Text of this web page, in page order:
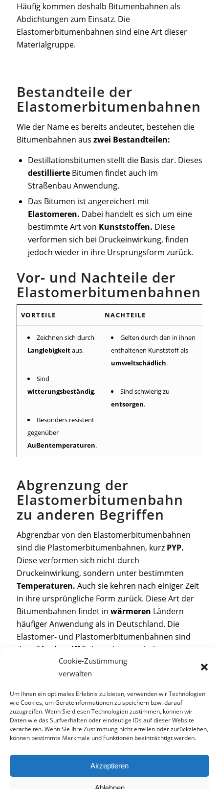
Cookie-Zustimmung
verwalten
Um Ihnen ein optimales Erlebnis zu bieten, verwenden wir Technologien
wie Cookies, um Geräteinformationen zu speichern bzw. darauf
zuzugreifen. Wenn Sie diesen Technologien zustimmen, können wir
Daten wie das Surfverhalten oder eindeutige IDs auf dieser Website
verarbeiten. Wenn Sie Ihre Zustimmung nicht erteilen oder zurückziehen,
können bestimmte Merkmale und Funktionen beeinträchtigt werden.
Akzeptieren
Häufig kommen deshalb Bitumenbahnen als
Abdichtungen zum Einsatz. Die
Elastomerbitumenbahnen sind eine Art dieser
Materialgruppe.
Bestandteile der
Elastomerbitumenbahnen
Wie der Name es bereits andeutet, bestehen die
Bitumenbahnen aus zwei Bestandteilen:
Destillationsbitumen stellt die Basis dar. Dieses
destillierteBitumen findet auch im
Straßenbau Anwendung.
Das Bitumen ist angereichert mit
Elastomeren. Dabei handelt es sich um eine
bestimmte Art von Kunststoffen. Diese
verformen sich bei Druckeinwirkung, finden
jedoch wieder in ihre Ursprungsform zurück.
Vor- und Nachteile der
Elastomerbitumenbahnen
VORTEILE NACHTEILE
Zeichnen sich durch
Langlebigkeitaus.
Sind
witterungsbeständig.
Besonders resistent
gegenüber
Außentemperaturen.
Gelten durch den in ihnen
enthaltenen Kunststoff als
umweltschädlich.
Sind schwierig zu
entsorgen.
Abgrenzung der
Elastomerbitumenbahn
zu anderen Begriffen
Abgrenzbar von den Elastomerbitumenbahnen
sind die Plastomerbitumenbahnen, kurz PYP.
Diese verformen sich nicht durch
Druckeinwirkung, sondern unter bestimmten
Temperaturen. Auch sie kehren nach einiger Zeit
in ihre ursprüngliche Form zurück. Diese Art der
Bitumenbahnen findet in wärmeren Ländern
häufiger Anwendung als in Deutschland. Die
Elastomer- und Plastomerbitumenbahnen sind
dem
OberbegriffPolymerbitumenbahnen
untergeordnet. Dieser bezeichnet alle
Bitumenbahnen, die mit Polymeren bzw.